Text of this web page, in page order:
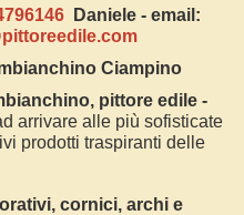
Daniele - email:
Ciampino
pittore edile -
arrivare alle più sofisticate
prodotti traspiranti delle
cornici, archi e